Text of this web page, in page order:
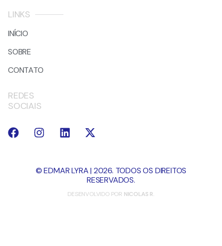
LINKS
INÍCIO
SOBRE
CONTATO
REDES
SOCIAIS
© EDMAR LYRA | 2026. TODOS OS DIREITOS
RESERVADOS.
DESENVOLVIDO POR NICOLAS R.